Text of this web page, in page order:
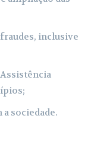
inclusive
sociedade.